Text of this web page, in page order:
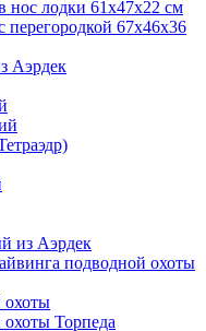
нос лодки 61х47х22 см
перегородкой 67х46х36
Аэрдек
из Аэрдек
подводной охоты
охоты
Торпеда